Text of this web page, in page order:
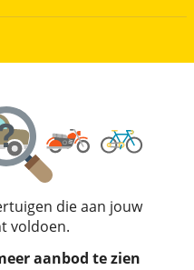
die aan jouw
voldoen.
aanbod te zien